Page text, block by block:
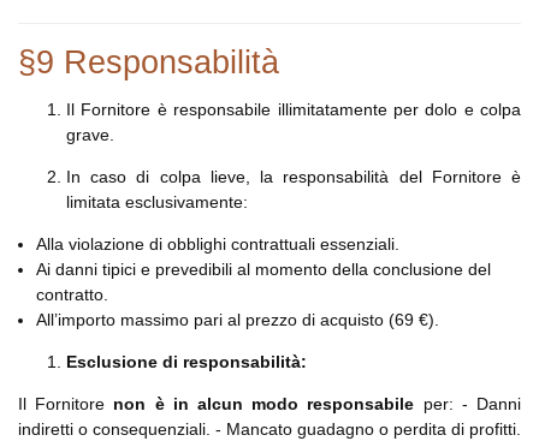
§9 Responsabilità
Il Fornitore è responsabile illimitatamente per dolo e colpa
grave.
In caso di colpa lieve, la responsabilità del Fornitore è
limitata esclusivamente:
Alla violazione di obblighi contrattuali essenziali.
Ai danni tipici e prevedibili al momento della conclusione del
contratto.
All’importo massimo pari al prezzo di acquisto (69 €).
Esclusione di responsabilità:
Il Fornitore non è in alcun modo responsabile per: - Danni
indiretti o consequenziali. - Mancato guadagno o perdita di profitti.